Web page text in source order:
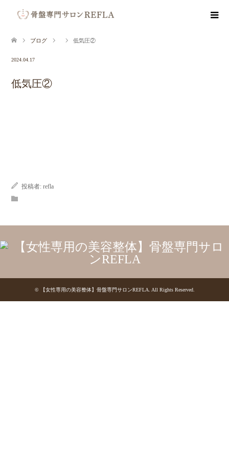
ブログ 低気圧②
2024.04.17
低気圧②
投稿者: refla
© 【女性専用の美容整体】骨盤専門サロンREFLA. All Rights Reserved.